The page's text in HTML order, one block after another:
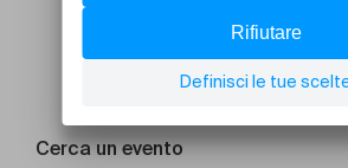
Cerca un evento